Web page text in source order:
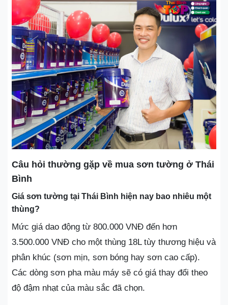
Câu hỏi thường gặp về mua sơn tường ở Thái
Bình
Giá sơn tường tại Thái Bình hiện nay bao nhiêu một
thùng?
Mức giá dao động từ 800.000 VNĐ đến hơn
3.500.000 VNĐ cho một thùng 18L tùy thương hiệu và
phân khúc (sơn mịn, sơn bóng hay sơn cao cấp).
Các dòng sơn pha màu máy sẽ có giá thay đổi theo
độ đậm nhạt của màu sắc đã chọn.